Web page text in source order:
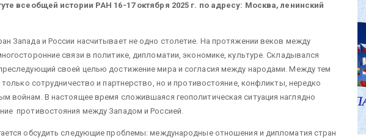
всеобщей истории РАН 16-17 октября 2025 г. по адресу: Москва, ленинский
Запада и России насчитывает не одно столетие. На протяжении веков между
связи в политике, дипломатии, экономике, культуре. Складывался
своей целью достижение мира и согласия между народами. Между тем
сотрудничество и партнерство, но и противостояние, конфликты, нередко
войнам. В настоящее время сложившаяся геополитическая ситуация наглядно
противостояния между Западом и Россией.
обсудить следующие проблемы: международные отношения и дипломатия стран